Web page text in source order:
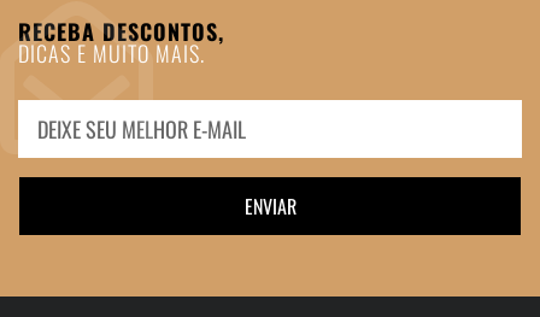
RECEBA DESCONTOS,
DICAS E MUITO MAIS.
ENVIAR